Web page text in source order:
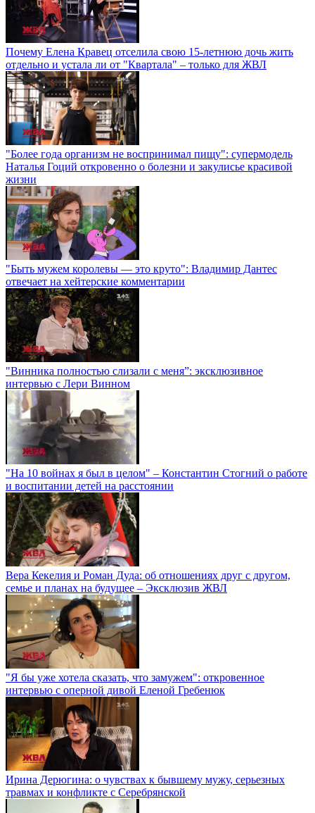
Почему Елена Кравец отселила свою 15-летнюю дочь жить
отдельно и устала ли от "Квартала" – только для ЖВЛ
"Более года организм не воспринимал пищу": супермодель
Наталья Гоций откровенно о болезни и закулисье красивой
жизни
"Быть мужем королевы — это круто": Владимир Дантес
отвечает на хейтерские комментарии
"Винника полностью слизали с меня”: эксклюзивное
интервью с Лери Винном
"На 10 войнах я был в целом" – Константин Стогний о работе
и воспитании детей на расстоянии
Вера Кекелия и Роман Дуда: об отношениях друг с другом,
семье и планах на будущее – Эксклюзив ЖВЛ
"Я бы уже хотела сказать, что замужем": откровенное
интервью с оперной дивой Еленой Гребенюк
Ирина Дерюгина: о чувствах к бывшему мужу, серьезных
травмах и конфликте с Серебрянской